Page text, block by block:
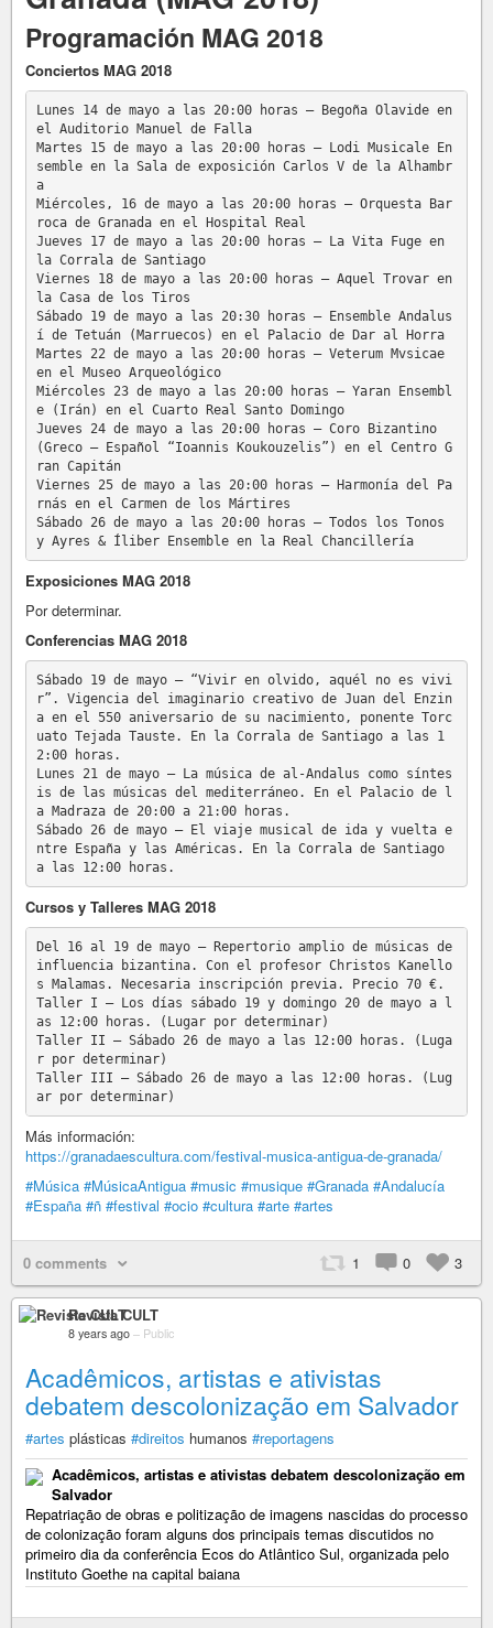
Programación MAG 2018
Conciertos MAG 2018
Lunes 14 de mayo a las 20:00 horas – Begoña Olavide en
el Auditorio Manuel de Falla
Martes 15 de mayo a las 20:00 horas – Lodi Musicale En
semble en la Sala de exposición Carlos V de la Alhambr
a
Miércoles, 16 de mayo a las 20:00 horas – Orquesta Bar
roca de Granada en el Hospital Real
Jueves 17 de mayo a las 20:00 horas – La Vita Fuge en
la Corrala de Santiago
Viernes 18 de mayo a las 20:00 horas – Aquel Trovar en
la Casa de los Tiros
Sábado 19 de mayo a las 20:30 horas – Ensemble Andalus
í de Tetuán (Marruecos) en el Palacio de Dar al Horra
Martes 22 de mayo a las 20:00 horas – Veterum Mvsicae
en el Museo Arqueológico
Miércoles 23 de mayo a las 20:00 horas – Yaran Ensembl
e (Irán) en el Cuarto Real Santo Domingo
Jueves 24 de mayo a las 20:00 horas – Coro Bizantino
(Greco – Español “Ioannis Koukouzelis”) en el Centro G
ran Capitán
Viernes 25 de mayo a las 20:00 horas – Harmonía del Pa
rnás en el Carmen de los Mártires
Sábado 26 de mayo a las 20:00 horas – Todos los Tonos
y Ayres & Íliber Ensemble en la Real Chancillería
Exposiciones MAG 2018
Por determinar.
Conferencias MAG 2018
Sábado 19 de mayo – “Vivir en olvido, aquél no es vivi
r”. Vigencia del imaginario creativo de Juan del Enzin
a en el 550 aniversario de su nacimiento, ponente Torc
uato Tejada Tauste. En la Corrala de Santiago a las 1
2:00 horas.
Lunes 21 de mayo – La música de al-Andalus como síntes
is de las músicas del mediterráneo. En el Palacio de l
a Madraza de 20:00 a 21:00 horas.
Sábado 26 de mayo – El viaje musical de ida y vuelta e
ntre España y las Américas. En la Corrala de Santiago
Cursos y Talleres MAG 2018
Del 16 al 19 de mayo – Repertorio amplio de músicas de
influencia bizantina. Con el profesor Christos Kanello
s Malamas. Necesaria inscripción previa. Precio 70 €.
Taller I – Los días sábado 19 y domingo 20 de mayo a l
as 12:00 horas. (Lugar por determinar)
Taller II – Sábado 26 de mayo a las 12:00 horas. (Luga
r por determinar)
Taller III – Sábado 26 de mayo a las 12:00 horas. (Lug
Más información:
https://granadaescultura.com/festival-musica-antigua-de-granada/
#Música #MúsicaAntigua #music #musique #Granada #Andalucía
#España #ñ #festival #ocio #cultura #arte #artes
0 comments 1 0 3
Revista CULT
8 years ago – Public
Acadêmicos, artistas e ativistas
debatem descolonização em Salvador
#artes plásticas #direitos humanos #reportagens
Acadêmicos, artistas e ativistas debatem descolonização em
Salvador
Repatriação de obras e politização de imagens nascidas do processo
de colonização foram alguns dos principais temas discutidos no
primeiro dia da conferência Ecos do Atlântico Sul, organizada pelo
Instituto Goethe na capital baiana